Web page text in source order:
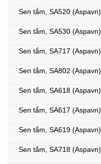
Sen tắm, SA520 (Aspavn)
Sen tắm, SA530 (Aspavn)
Sen tắm, SA717 (Aspavn)
Sen tắm, SA802 (Aspavn)
Sen tắm, SA618 (Aspavn)
Sen tắm, SA617 (Aspavn)
Sen tắm, SA619 (Aspavn)
Sen tắm, SA718 (Aspavn)